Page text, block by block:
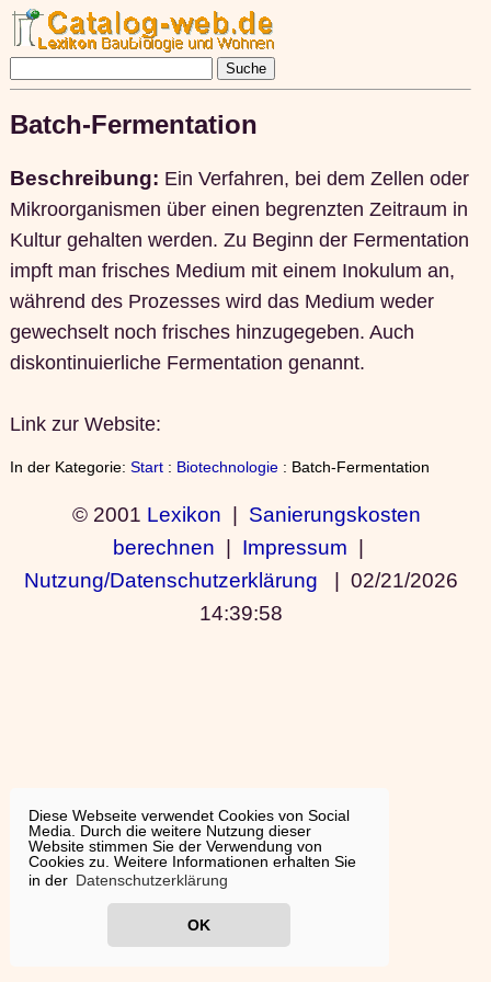
Diese Webseite verwendet Cookies von Social
Media. Durch die weitere Nutzung dieser
Website stimmen Sie der Verwendung von
Cookies zu. Weitere Informationen erhalten Sie
in der Datenschutzerklärung
OK
Batch-Fermentation
Beschreibung: Ein Verfahren, bei dem Zellen oder
Mikroorganismen über einen begrenzten Zeitraum in
Kultur gehalten werden. Zu Beginn der Fermentation
impft man frisches Medium mit einem Inokulum an,
während des Prozesses wird das Medium weder
gewechselt noch frisches hinzugegeben. Auch
diskontinuierliche Fermentation genannt.
Link zur Website:
In der Kategorie: Start: Biotechnologie: Batch-Fermentation
© 2001 Lexikon | Sanierungskosten
berechnen | Impressum |
Nutzung/Datenschutzerklärung | 02/21/2026
14:39:58